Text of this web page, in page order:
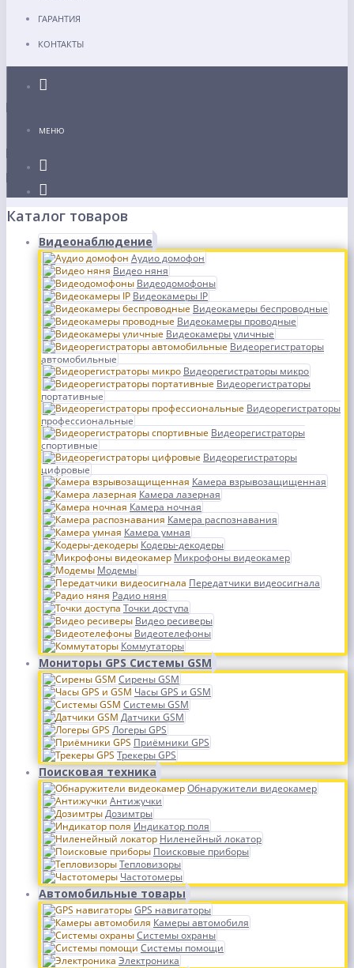
ГАРАНТИЯ
КОНТАКТЫ
МЕНЮ
Каталог товаров
Видеонаблюдение
Аудио домофон
Видео няня
Видеодомофоны
Видеокамеры IP
Видеокамеры беспроводные
Видеокамеры проводные
Видеокамеры уличные
Видеорегистраторы
автомобильные
Видеорегистраторы микро
Видеорегистраторы
портативные
Видеорегистраторы
профессиональные
Видеорегистраторы
спортивные
Видеорегистраторы
цифровые
Камера взрывозащищенная
Камера лазерная
Камера ночная
Камера распознавания
Камера умная
Кодеры-декодеры
Микрофоны видеокамер
Модемы
Передатчики видеосигнала
Радио няня
Точки доступа
Видео ресиверы
Видеотелефоны
Коммутаторы
Мониторы GPS Системы GSM
Сирены GSM
Часы GPS и GSM
Системы GSM
Датчики GSM
Логеры GPS
Приёмники GPS
Трекеры GPS
Поисковая техника
Обнаружители видеокамер
Антижучки
Дозимтры
Индикатор поля
Ниленейный локатор
Поисковые приборы
Тепловизоры
Частотомеры
Автомобильные товары
GPS навигаторы
Камеры автомобиля
Системы охраны
Системы помощи
Электроника